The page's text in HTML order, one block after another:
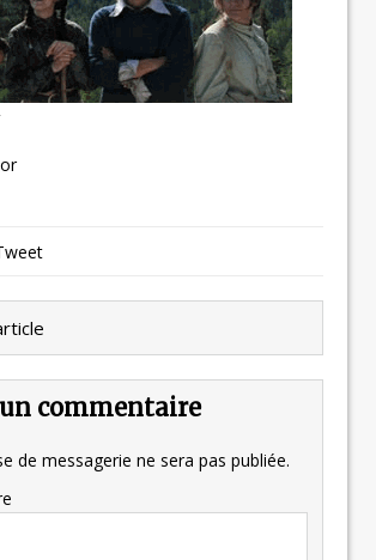
commentaire
de messagerie ne sera pas publiée.